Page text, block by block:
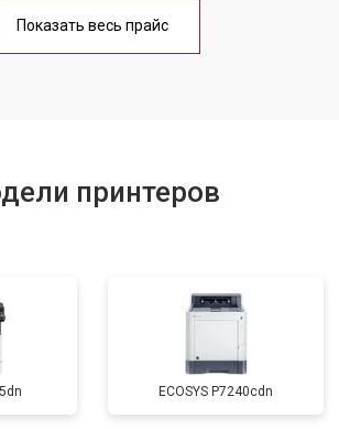
от 2600 ₽
Показать весь прайс
принтеров
ECOSYS P7240cdn